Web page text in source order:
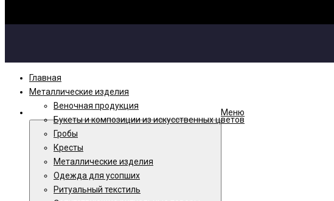
Меню
Главная
Металлические изделия
Веночная продукция
Букеты и композиции из искусственных цветов
Гробы
Кресты
Металлические изделия
Одежда для усопших
Ритуальный текстиль